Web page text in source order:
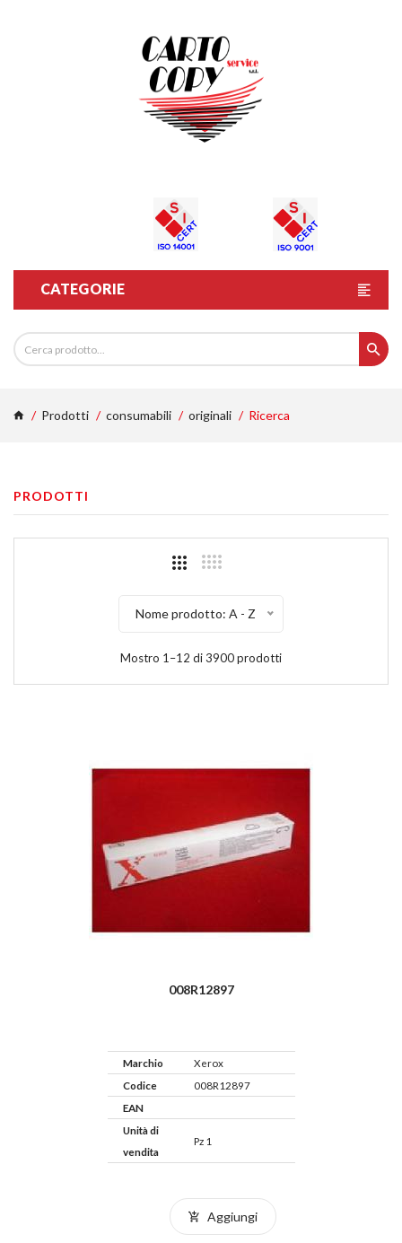
CATEGORIE
Prodotti consumabili originali Ricerca
PRODOTTI
Nome prodotto: A - Z
Mostro 1–12 di 3900 prodotti
008R12897
Marchio
Xerox
Codice
008R12897
EAN
Unità di
vendita
Pz 1
Aggiungi